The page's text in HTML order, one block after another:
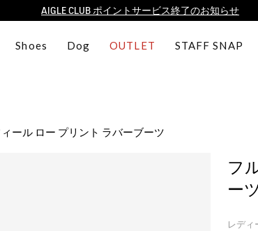
【8/16まで】セール品がさらに10%OFF！
ログイン/会員登録で送料＆返品無料
Shoes Dog OUTLET STAFF SNAP
ール ロー プリント ラバーブーツ
フ
ー
レディ